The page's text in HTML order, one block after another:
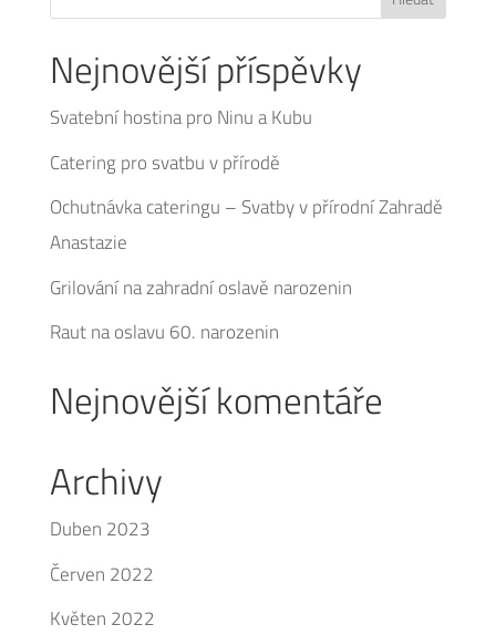
Nejnovější příspěvky
Svatební hostina pro Ninu a Kubu
Catering pro svatbu v přírodě
Ochutnávka cateringu – Svatby v přírodní Zahradě
Anastazie
Grilování na zahradní oslavě narozenin
Raut na oslavu 60. narozenin
Nejnovější komentáře
Archivy
Duben 2023
Červen 2022
Květen 2022